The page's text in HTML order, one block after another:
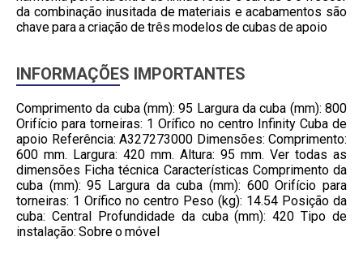
da combinação inusitada de materiais e acabamentos são
chave para a criação de três modelos de cubas de apoio
INFORMAÇÕES IMPORTANTES
Comprimento da cuba (mm): 95 Largura da cuba (mm): 800
Orifício para torneiras: 1 Orífico no centro Infinity Cuba de
apoio Referência: A327273000 Dimensões: Comprimento:
600 mm. Largura: 420 mm. Altura: 95 mm. Ver todas as
dimensões Ficha técnica Características Comprimento da
cuba (mm): 95 Largura da cuba (mm): 600 Orifício para
torneiras: 1 Orífico no centro Peso (kg): 14.54 Posição da
cuba: Central Profundidade da cuba (mm): 420 Tipo de
instalação: Sobre o móvel